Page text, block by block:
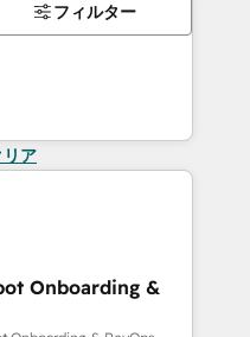
フィルター
ア
Onboarding &